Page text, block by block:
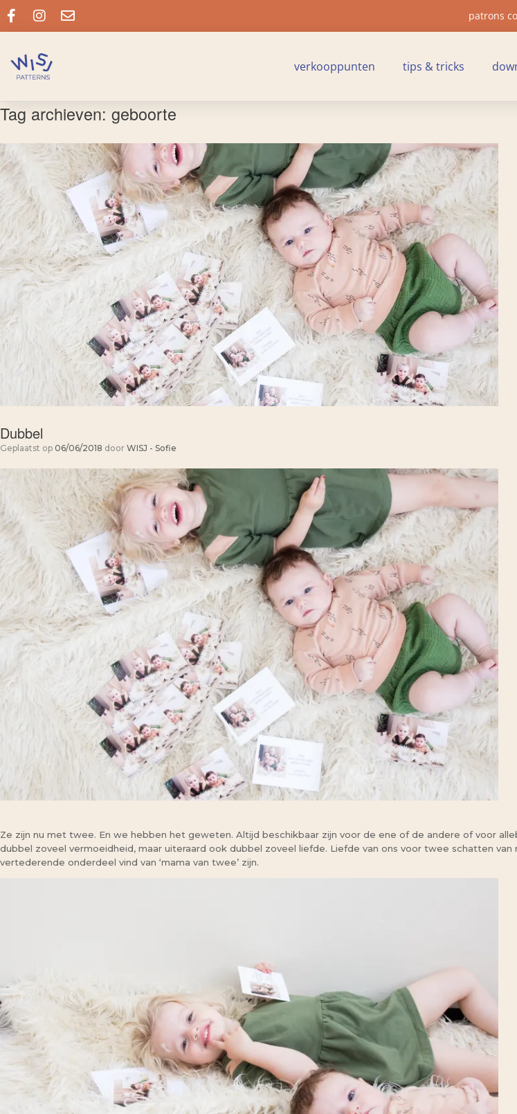
patrons
verkooppunten tips & tricks
Tag archieven: geboorte
Dubbel
Geplaatst op 06/06/2018 door WISJ - Sofie
Ze zijn nu met twee. En we hebben het geweten. Altijd beschikbaar zijn voor de ene of de andere of voor
dubbel zoveel vermoeidheid, maar uiteraard ook dubbel zoveel liefde. Liefde van ons voor twee schatten
vertederende onderdeel vind van ‘mama van twee’ zijn.